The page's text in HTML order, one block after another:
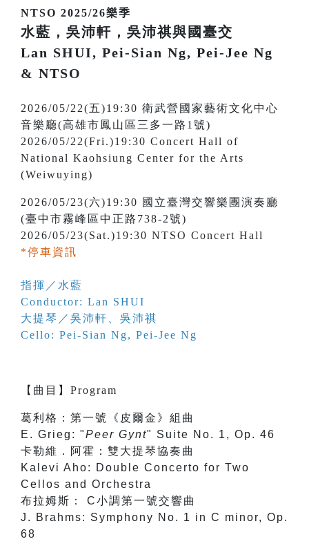
NTSO 2025/26樂季
水藍，吳沛軒，吳沛祺與國臺交
Lan SHUI, Pei-Sian Ng, Pei-Jee Ng
& NTSO
2026/05/22(五)19:30 衛武營國家藝術文化中心
音樂廳(高雄市鳳山區三多一路1號)
2026/05/22(Fri.)19:30 Concert Hall of
National Kaohsiung Center for the Arts
(Weiwuying)
2026/05/23(六)19:30 國立臺灣交響樂團演奏廳
(臺中市霧峰區中正路738-2號)
2026/05/23(Sat.)19:30 NTSO Concert Hall
*停車資訊
指揮／水藍
Conductor: Lan SHUI
大提琴／ 吳沛軒
吳沛祺
Cello: Pei-Sian Ng, Pei-Jee Ng
【 曲目 】 Program
葛利格：第一號《皮爾金》組曲
E. Grieg: "Peer Gynt" Suite No. 1, Op. 46
卡勒維．阿霍：雙大提琴協奏曲
Kalevi Aho: Double Concerto for Two
Cellos and Orchestra
布拉姆斯： C小調第一號交響曲
J. Brahms: Symphony No. 1 in C minor, Op.
68